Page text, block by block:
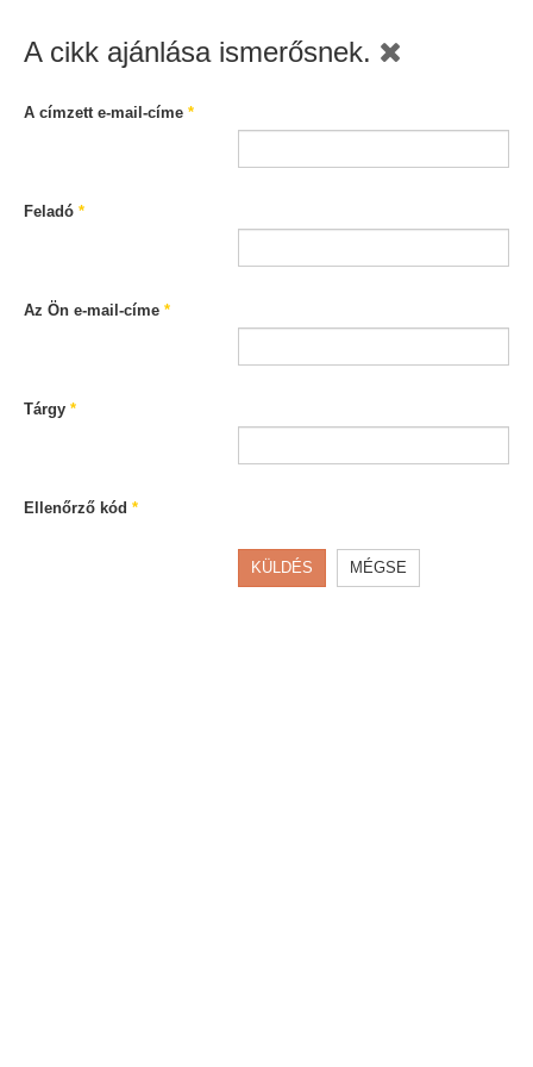
A cikk ajánlása ismerősnek.
A címzett e-mail-címe *
Feladó *
Az Ön e-mail-címe *
Tárgy *
Ellenőrző kód *
KÜLDÉS MÉGSE